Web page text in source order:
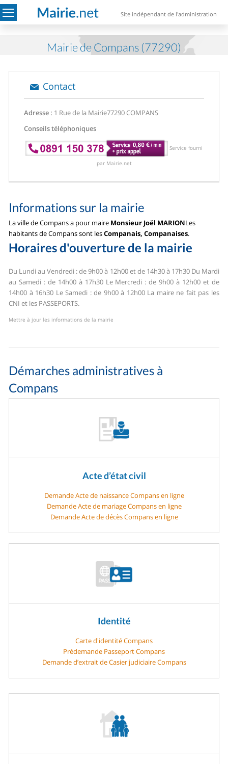
Site indépendant de l'administration
Mairie de Compans (77290)
Contact
Adresse : 1 Rue de la Mairie77290 COMPANS
Conseils téléphoniques
Service fourni
par Mairie.net
Informations sur la mairie
La ville de Compans a pour maire Monsieur Joël MARIONLes
habitants de Compans sont lesCompanais, Companaises.
Horaires d'ouverture de la mairie
Du Lundi au Vendredi : de 9h00 à 12h00 et de 14h30 à 17h30Du Mardi
au Samedi : de 14h00 à 17h30Le Mercredi : de 9h00 à 12h00 et de
14h00 à 16h30 Le Samedi : de 9h00 à 12h00 La maire ne fait pas les
CNI et les PASSEPORTS.
Mettre à jour les informations de la mairie
Démarches administratives à
Compans
Acte d’état civil
Demande Acte de naissance Compans en ligne
Demande Acte de mariage Compans en ligne
Demande Acte de décès Compans en ligne
Identité
Carte d'identité Compans
Prédemande Passeport Compans
Demande d’extrait de Casier judiciaire Compans